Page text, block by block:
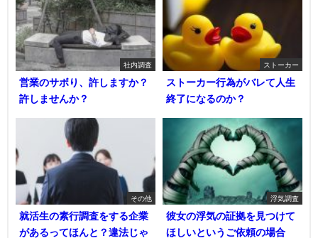
社内調査
営業のサボり、許しますか？
許しませんか？
ストーカー
ストーカー行為がバレて人生
終了になるのか？
その他
就活生の素行調査をする企業
があるってほんと？違法じゃ
浮気調査
彼女の浮気の証拠を見つけて
ほしいというご依頼の場合